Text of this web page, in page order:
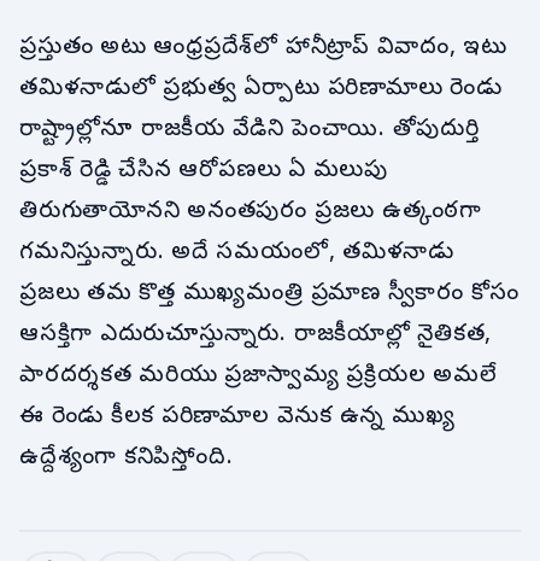
ప్రస్తుతం అటు ఆంధ్రప్రదేశ్‌లో హానీట్రాప్ వివాదం, ఇటు
తమిళనాడులో ప్రభుత్వ ఏర్పాటు పరిణామాలు రెండు
రాష్ట్రాల్లోనూ రాజకీయ వేడిని పెంచాయి. తోపుదుర్తి
ప్రకాశ్ రెడ్డి చేసిన ఆరోపణలు ఏ మలుపు
తిరుగుతాయోనని అనంతపురం ప్రజలు ఉత్కంఠగా
గమనిస్తున్నారు. అదే సమయంలో, తమిళనాడు
ప్రజలు తమ కొత్త ముఖ్యమంత్రి ప్రమాణ స్వీకారం కోసం
ఆసక్తిగా ఎదురుచూస్తున్నారు. రాజకీయాల్లో నైతికత,
పారదర్శకత మరియు ప్రజాస్వామ్య ప్రక్రియల అమలే
ఈ రెండు కీలక పరిణామాల వెనుక ఉన్న ముఖ్య
ఉద్దేశ్యంగా కనిపిస్తోంది.